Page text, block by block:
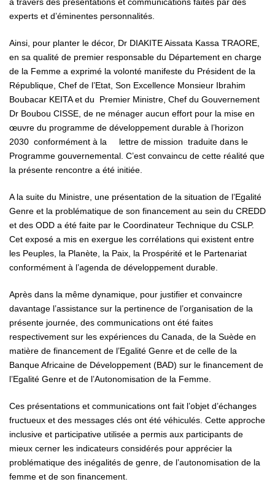
experts et d’éminentes personnalités.
Ainsi, pour planter le décor, Dr DIAKITE Aissata Kassa TRAORE,
en sa qualité de premier responsable du Département en charge
de la Femme a exprimé la volonté manifeste du Président de la
République, Chef de l’Etat, Son Excellence Monsieur Ibrahim
Boubacar KEITA et du Premier Ministre, Chef du Gouvernement
Dr Boubou CISSE, de ne ménager aucun effort pour la mise en
œuvre du programme de développement durable à l’horizon
2030 conformément à la lettre de mission traduite dans le
Programme gouvernemental. C’est convaincu de cette réalité que
la présente rencontre a été initiée.
A la suite du Ministre, une présentation de la situation de l’Egalité
Genre et la problématique de son financement au sein du CREDD
et des ODD a été faite par le Coordinateur Technique du CSLP.
Cet exposé a mis en exergue les corrélations qui existent entre
les Peuples, la Planète, la Paix, la Prospérité et le Partenariat
conformément à l’agenda de développement durable.
Après dans la même dynamique, pour justifier et convaincre
davantage l’assistance sur la pertinence de l’organisation de la
présente journée, des communications ont été faites
respectivement sur les expériences du Canada, de la Suède en
matière de financement de l’Egalité Genre et de celle de la
Banque Africaine de Développement (BAD) sur le financement de
l’Egalité Genre et de l’Autonomisation de la Femme.
Ces présentations et communications ont fait l’objet d’échanges
fructueux et des messages clés ont été véhiculés. Cette approche
inclusive et participative utilisée a permis aux participants de
mieux cerner les indicateurs considérés pour apprécier la
problématique des inégalités de genre, de l’autonomisation de la
femme et de son financement.